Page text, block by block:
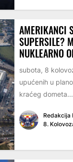
AMERIKANCI
SUPERSILE?
NUKLEARNO
subota, 8
upućenih u
kraćeg dometa...
Redakcija
8.